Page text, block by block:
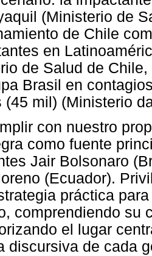
(Ministerio de
de Chile
en
de Salud de
Brasil en
(45 mil) (Ministerio
con nuestro
como fuente
Jair Bolsonaro
(Ecuador).
práctica
comprendiendo su
el lugar
discursiva de cada